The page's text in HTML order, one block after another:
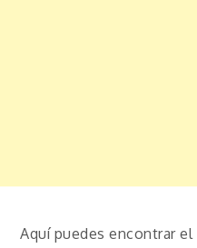
Aquí puedes encontrar el